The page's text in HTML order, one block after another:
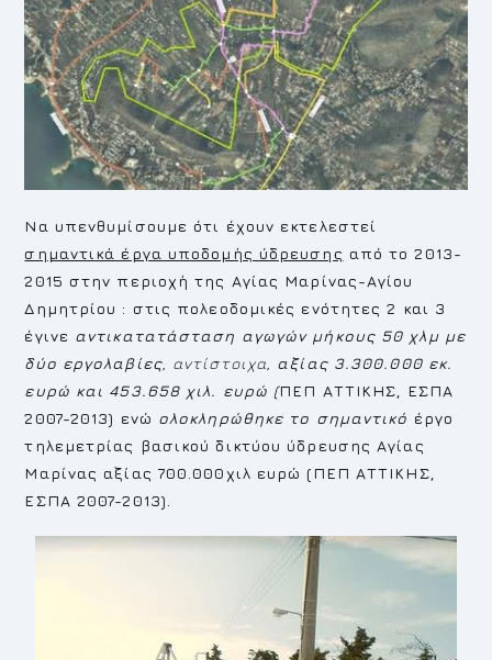
Να υπενθυμίσουμε ότι έχουν εκτελεστεί
σημαντικά έργα υποδομής ύδρευσης από το 2013-
2015 στην περιοχή της Αγίας Μαρίνας-Αγίου
Δημητρίου : στις πολεοδομικές ενότητες 2 και 3
έγινε αντικατατάσταση αγωγών μήκους 50 χλμ με
δύο εργολαβίες, αντίστοιχα, αξίας 3.300.000 εκ.
ευρώ και 453.658 χιλ. ευρώ (ΠΕΠ ΑΤΤΙΚΗΣ, ΕΣΠΑ
2007-2013) ενώ ολοκληρώθηκε το σημαντικό έργο
τηλεμετρίας βασικού δικτύου ύδρευσης Αγίας
Μαρίνας αξίας 700.000χιλ ευρώ (ΠΕΠ ΑΤΤΙΚΗΣ,
ΕΣΠΑ 2007-2013).